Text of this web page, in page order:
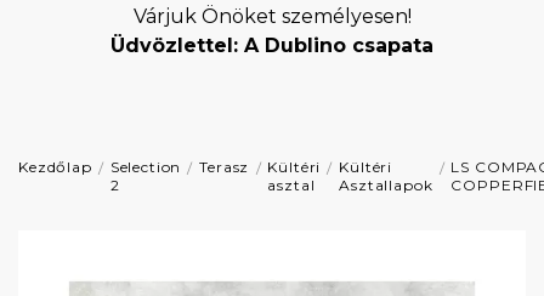
Várjuk Önöket személyesen!
Üdvözlettel: A Dublino csapata
Kezdőlap
Selection
2
Terasz
Kültéri
asztal
Kültéri
Asztallapok
LS